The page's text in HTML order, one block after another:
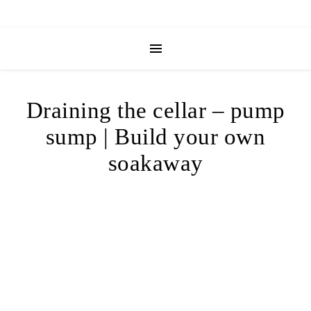
Draining the cellar – pump
sump | Build your own
soakaway